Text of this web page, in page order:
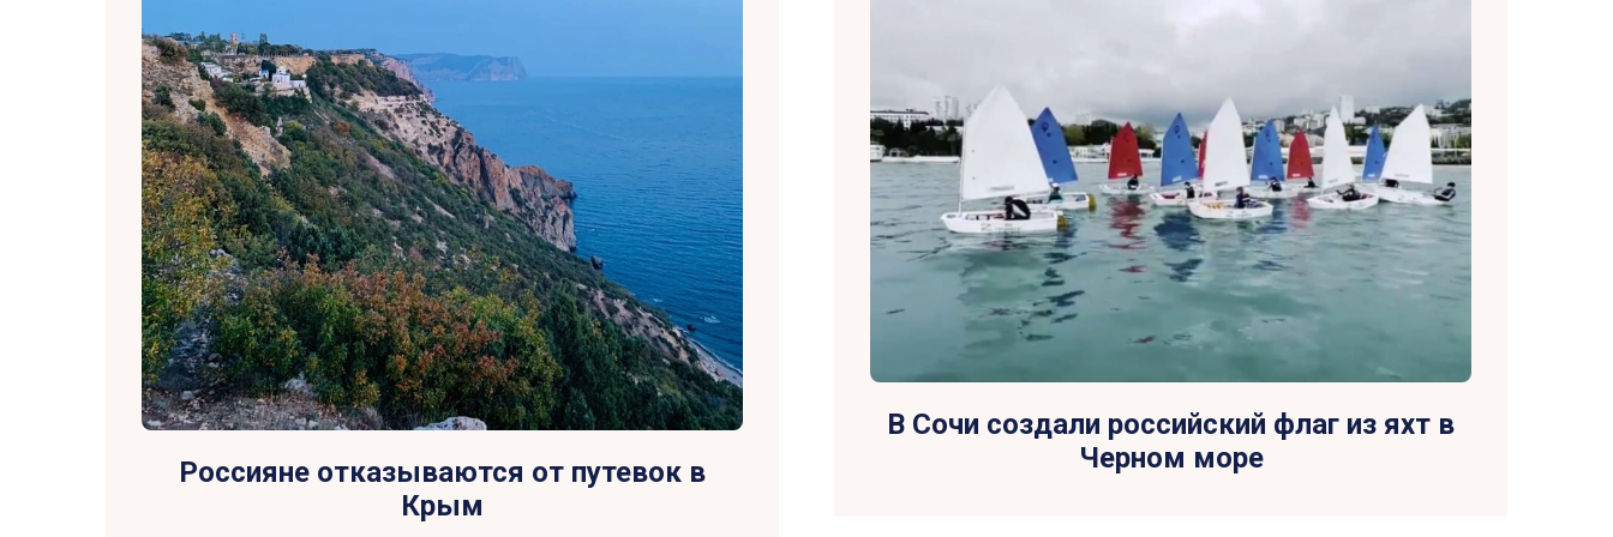
Россияне отказываются от путевок в
Крым
В Сочи создали российский флаг из яхт в
Черном море